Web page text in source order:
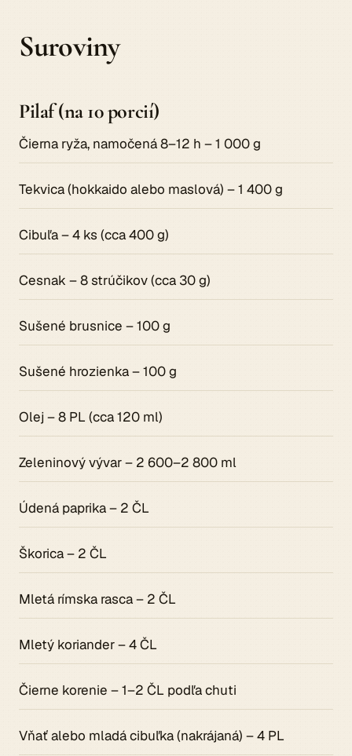
Suroviny
Pilaf (na 10 porcií)
Čierna ryža, namočená 8–12 h – 1 000 g
Tekvica (hokkaido alebo maslová) – 1 400 g
Cibuľa – 4 ks (cca 400 g)
Cesnak – 8 strúčikov (cca 30 g)
Sušené brusnice – 100 g
Sušené hrozienka – 100 g
Olej – 8 PL (cca 120 ml)
Zeleninový vývar – 2 600–2 800 ml
Údená paprika – 2 ČL
Škorica – 2 ČL
Mletá rímska rasca – 2 ČL
Mletý koriander – 4 ČL
Čierne korenie – 1–2 ČL podľa chuti
Vňať alebo mladá cibuľka (nakrájaná) – 4 PL